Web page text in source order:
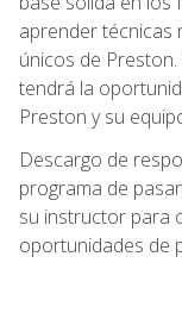
aprender técnicas
únicos de
tendrá la
Preston y su
Descargo de
programa de
su instructor para
oportunidades de